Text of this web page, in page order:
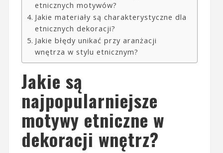
etnicznych motywów?
Jakie materiały są charakterystyczne dla
etnicznych dekoracji?
Jakie błędy unikać przy aranżacji
wnętrza w stylu etnicznym?
Jakie są
najpopularniejsze
motywy etniczne w
dekoracji wnętrz?